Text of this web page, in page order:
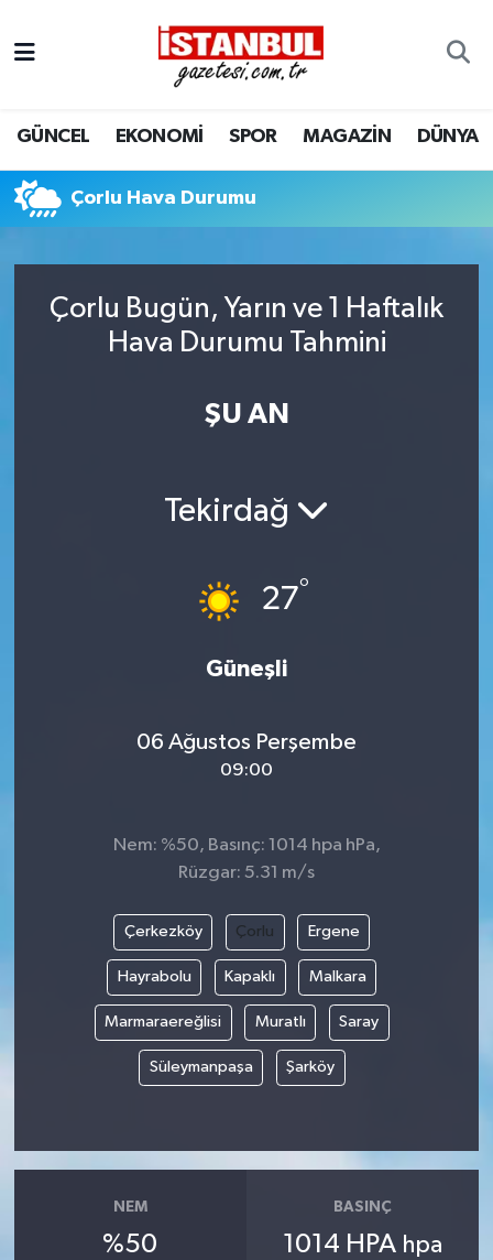
GÜNCEL EKONOMİ SPOR MAGAZİN DÜNYA
Çorlu Hava Durumu
Çorlu Bugün, Yarın ve 1 Haftalık
Hava Durumu Tahmini
ŞU AN
Tekirdağ
27°
Güneşli
06 Ağustos Perşembe
09:00
Nem: %50, Basınç: 1014 hpa hPa,
Rüzgar: 5.31 m/s
Çerkezköy Çorlu Ergene
Hayrabolu Kapaklı Malkara
Marmaraereğlisi Muratlı Saray
Süleymanpaşa Şarköy
NEM
%50
BASINÇ
1014 HPA hpa
EKONOMİ
İSTANBUL
SPOR
Nöbetçi Eczaneler
Hava Durumu
Trafik Durumu
Tüm Manşetler